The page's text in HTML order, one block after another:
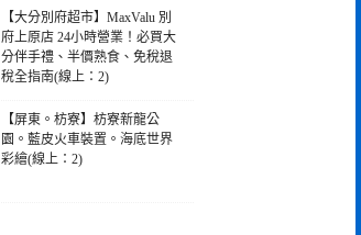
【大分別府超市】MaxValu 別
府上原店 24小時營業！必買大
分伴手禮、半價熟食、免稅退
稅全指南(線上：2)
【屏東。枋寮】枋寮新龍公
園。藍皮火車裝置。海底世界
彩繪(線上：2)